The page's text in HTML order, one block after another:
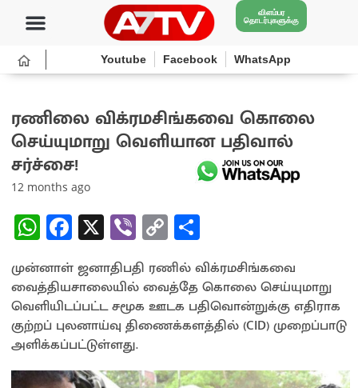
விளம்பர
தொடர்புகளுக்கு
Youtube Facebook WhatsApp
ரணிலை விக்ரமசிங்கவை கொலை
செய்யுமாறு வெளியான பதிவால்
சர்ச்சை!
12 months ago
W
h
at
sA
p
p
Fa
ce
b
o
o
k
X Vi
b
er
C
o
py
Li
n
h
ar
e
முன்னாள் ஜனாதிபதி ரணில் விக்ரமசிங்கவை
வைத்தியசாலையில் வைத்தே கொலை செய்யுமாறு
வெளியிடப்பட்ட சமூக ஊடக பதிவொன்றுக்கு எதிராக
குற்றப் புலனாய்வு திணைக்களத்தில் (CID) முறைப்பாடு
அளிக்கப்பட்டுள்ளது.